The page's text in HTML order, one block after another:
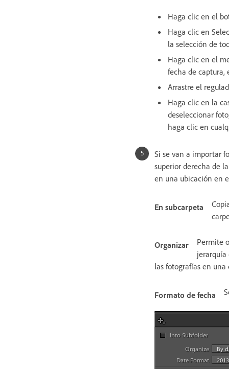
Haga clic en el
Haga clic en
la selección de
Haga clic en el
fecha de captura,
Arrastre el
Haga clic en la
deseleccionar
haga clic en
Si se van a importar
superior derecha de
en una ubicación en
En subcarpeta
Organizar
Permite
jerarquía
las fotografías en una
Formato de fecha